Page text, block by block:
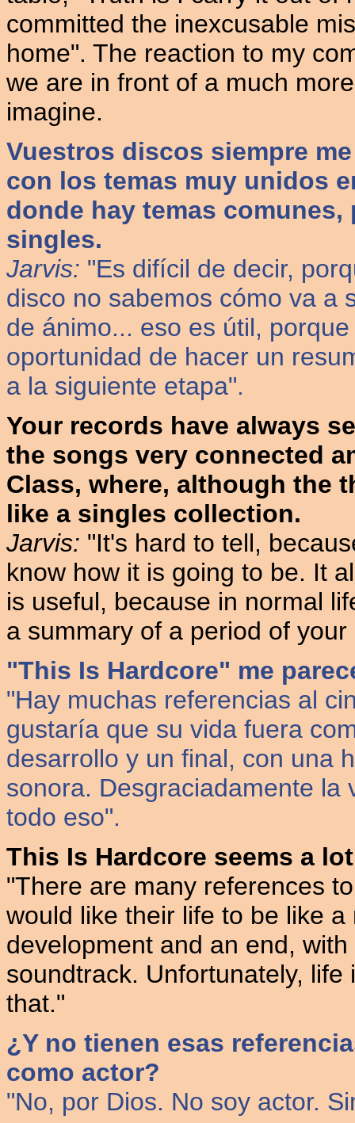
committed the inexcusable
home". The reaction to my
we are in front of a much
imagine.
Vuestros discos siempre
con los temas muy unidos
donde hay temas
singles.
Jarvis: "Es difícil de decir,
disco no sabemos cómo va a
de ánimo... eso es útil,
oportunidad de hacer un
a la siguiente etapa".
Your records have always
the songs very connected
Class, where, although the
like a singles collection.
Jarvis: "It's hard to tell,
know how it is going to be. It
is useful, because in normal
a summary of a period of
"This Is Hardcore" me
"Hay muchas referencias al
gustaría que su vida fuera
desarrollo y un final, con una
sonora. Desgraciadamente la
todo eso".
This Is Hardcore seems a
"There are many references
would like their life to be like
development and an end,
soundtrack. Unfortunately,
that."
¿Y no tienen esas
como actor?
"No, por Dios. No soy actor.